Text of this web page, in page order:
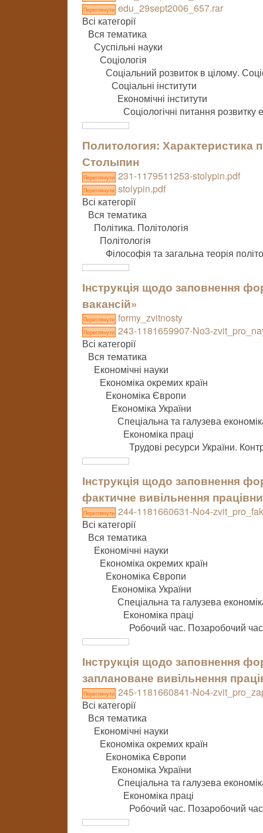
Переглянути edu_29sept2006_657.rar
Всі категорії
Вся тематика
Суспільні науки
Соціологія
Соціальний розвиток в цілому.
Соціальні інститути
Економічні інститути
Соціологічні питання розвитку
Политология: Характеристика
Столыпин
Переглянути 231-1179511253-stolypin.pdf
Переглянути stolypin.pdf
Всі категорії
Вся тематика
Політика. Політологія
Політологія
Філософія та загальна теорія
Інструкція щодо заповнення
вакансій»
Переглянути formy_zvitnosty
Переглянути 243-1181659907-No3-
Всі категорії
Вся тематика
Економічні науки
Економіка окремих країн
Економіка Європи
Економіка України
Спеціальна та галузева
Економіка праці
Трудові ресурси України.
Інструкція щодо заповнення
фактичне вивільнення
Переглянути 244-1181660631-No4-
Всі категорії
Вся тематика
Економічні науки
Економіка окремих країн
Економіка Європи
Економіка України
Спеціальна та галузева
Економіка праці
Робочий час. Позаробочий
Інструкція щодо заповнення
заплановане вивільнення
Переглянути 245-1181660841-No4-
Всі категорії
Вся тематика
Економічні науки
Економіка окремих країн
Економіка Європи
Економіка України
Спеціальна та галузева
Економіка праці
Робочий час. Позаробочий